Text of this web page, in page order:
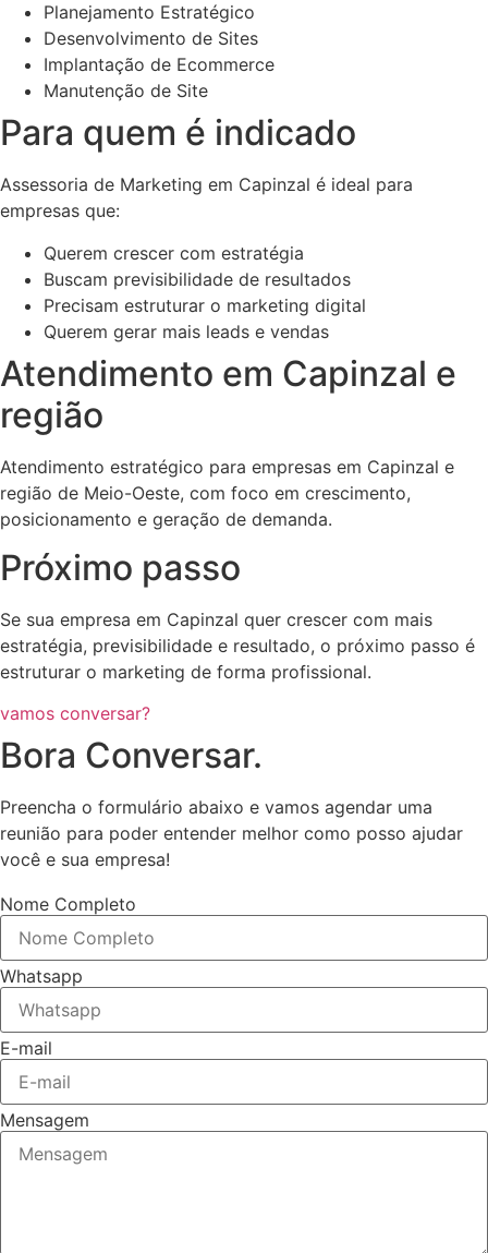
Planejamento Estratégico
Desenvolvimento de Sites
Implantação de Ecommerce
Manutenção de Site
Para quem é indicado
Assessoria de Marketing em Capinzal é ideal para
empresas que:
Querem crescer com estratégia
Buscam previsibilidade de resultados
Precisam estruturar o marketing digital
Querem gerar mais leads e vendas
Atendimento em Capinzal e
região
Atendimento estratégico para empresas em Capinzal e
região de Meio-Oeste, com foco em crescimento,
posicionamento e geração de demanda.
Próximo passo
Se sua empresa em Capinzal quer crescer com mais
estratégia, previsibilidade e resultado, o próximo passo é
estruturar o marketing de forma profissional.
vamos conversar?
Bora Conversar.
Preencha o formulário abaixo e vamos agendar uma
reunião para poder entender melhor como posso ajudar
você e sua empresa!
Nome Completo
Whatsapp
E-mail
Mensagem